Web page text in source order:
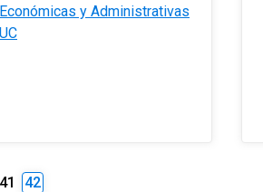
Económicas y Administrativas
UC
41 42